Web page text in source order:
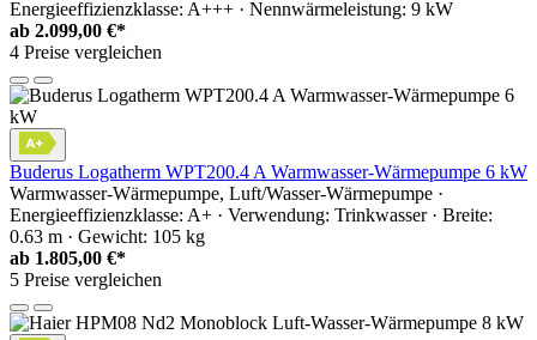
Energieeffizienzklasse: A+++ · Nennwärmeleistung: 9 kW
ab 2.099,00 €*
4 Preise vergleichen
Buderus Logatherm WPT200.4 A Warmwasser-Wärmepumpe 6 kW
Warmwasser-Wärmepumpe, Luft/Wasser-Wärmepumpe ·
Energieeffizienzklasse: A+ · Verwendung: Trinkwasser · Breite:
0.63 m · Gewicht: 105 kg
ab 1.805,00 €*
5 Preise vergleichen